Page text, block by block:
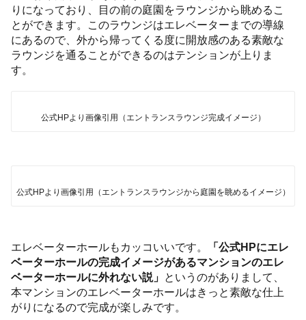
りになっており、目の前の庭園をラウンジから眺めるこ
とができます。このラウンジはエレベーターまでの導線
にあるので、外から帰ってくる度に開放感のある素敵な
ラウンジを通ることができるのはテンションが上りま
す。
公式HPより画像引用（エントランスラウンジ完成イメージ）
公式HPより画像引用（エントランスラウンジから庭園を眺めるイメージ）
エレベーターホールもカッコいいです。
「公式HPにエレ
ベーターホールの完成イメージがあるマンションのエレ
ベーターホールに外れない説」
というのがありまして、
本マンションのエレベーターホールはきっと素敵な仕上
がりになるので完成が楽しみです。